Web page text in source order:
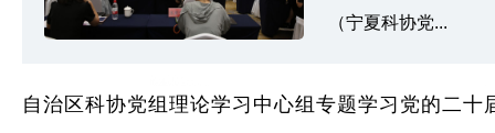
（宁夏科协党...
自治区科协党组理论学习中心组专题学习党的二十